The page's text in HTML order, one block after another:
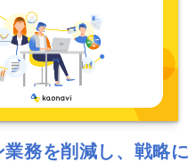
業務を削減し、戦略に